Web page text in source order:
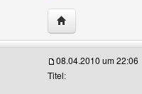
Website dieses
08.04.2010 um 22:06
Titel: